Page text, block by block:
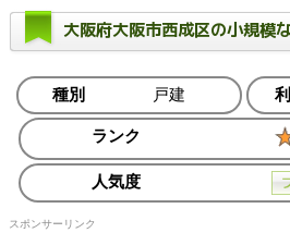
種別 戸建
ランク
人気度
スポンサーリンク